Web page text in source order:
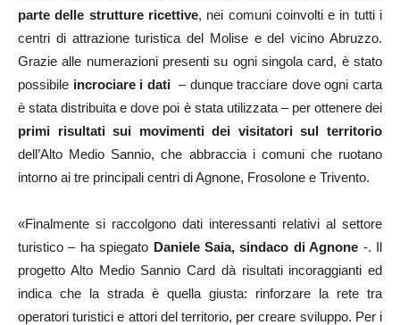
parte delle strutture ricettive, nei comuni coinvolti e in tutti i
centri di attrazione turistica del Molise e del vicino Abruzzo.
Grazie alle numerazioni presenti su ogni singola card, è stato
possibile incrociare i dati– dunque tracciare dove ogni carta
è stata distribuita e dove poi è stata utilizzata – per ottenere dei
primi risultati sui movimenti dei visitatori sul territorio
dell’Alto Medio Sannio, che abbraccia i comuni che ruotano
intorno ai tre principali centri di Agnone, Frosolone e Trivento.
«Finalmente si raccolgono dati interessanti relativi al settore
turistico – ha spiegato Daniele Saia, sindaco di Agnone -. Il
progetto Alto Medio Sannio Card dà risultati incoraggianti ed
indica che la strada è quella giusta: rinforzare la rete tra
operatori turistici e attori del territorio, per creare sviluppo. Per i